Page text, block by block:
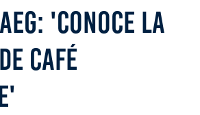
'CONOCE LA
CAFÉ